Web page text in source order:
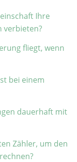
Ihre
verbieten?
fliegt, wenn
bei einem
dauerhaft mit
Zähler, um den